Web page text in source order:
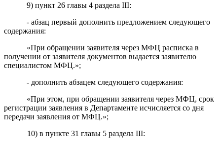
9) пункт 26 главы 4 раздела III:
- абзац первый дополнить предложением следующего
содержания:
«При обращении заявителя через МФЦрасписка в
получении от заявителя документов выдается заявителю
специалистом МФЦ.»;
- дополнить абзацем следующего содержания:
«При этом, при обращении заявителя через МФЦ, срок
регистрации заявления в Департаменте исчисляется со дня
передачи заявления от МФЦ.»;
10) в пункте 31 главы 5 раздела III: